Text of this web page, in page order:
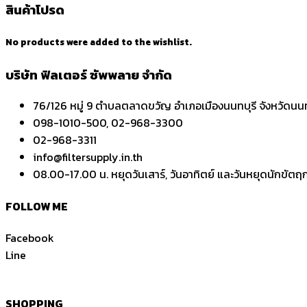
สินค้าโปรด
No products were added to the wishlist.
บริษัท ฟิลเตอร์ ซัพพลาย จำกัด
76/126 หมู่ 9 ตำบลตลาดขวัญ อำเภอเมืองนนทบุรี จังหวัดนน
098-1010-500, 02-968-3300
02-968-3311
info@filtersupply.in.th
08.00-17.00 น. หยุดวันเสาร์, วันอาทิตย์ และวันหยุดนักขัตฤ
FOLLOW ME
Facebook
Line
SHOPPING